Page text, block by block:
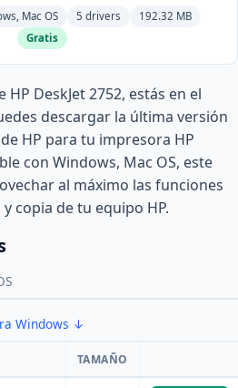
Mac OS 5 drivers
192.32 MB
Gratis
DeskJet 2752, estás en el
descargar la última versión
HP para tu impresora HP
con Windows, Mac OS, este
al máximo las funciones
copia de tu equipo HP.
Windows ↓
TAMAÑO